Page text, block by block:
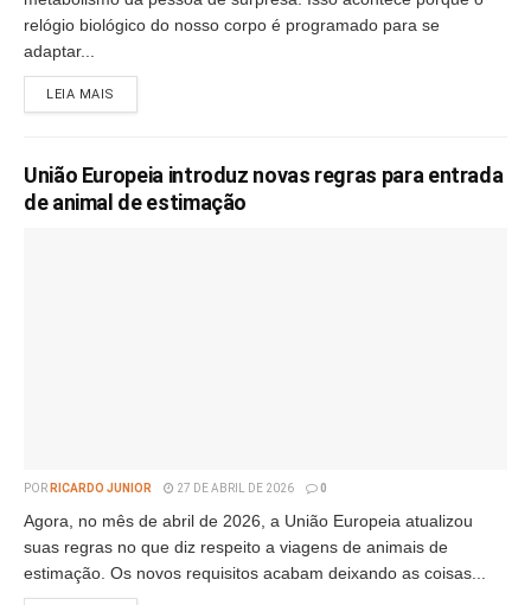
relógio biológico do nosso corpo é programado para se
adaptar...
LEIA MAIS
União Europeia introduz novas regras para entrada
de animal de estimação
POR RICARDO JUNIOR 27 DE ABRIL DE 2026 0
Agora, no mês de abril de 2026, a União Europeia atualizou
suas regras no que diz respeito a viagens de animais de
estimação. Os novos requisitos acabam deixando as coisas...